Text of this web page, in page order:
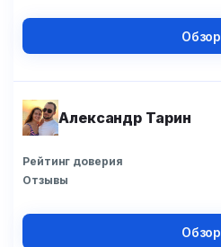
Обзор
Александр Тарин
Рейтинг доверия
Отзывы
Обзор